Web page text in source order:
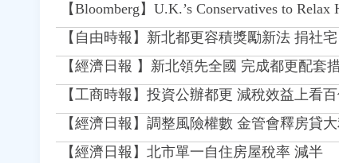
【Bloomberg】U.K.’s Conservatives to
【自由時報】新北都更容積獎勵新法 捐社
【經濟日報 】新北領先全國 完成都更配套
【工商時報】投資公辦都更 減稅效益上看
【經濟日報】調整風險權數 金管會釋房貸
【經濟日報】北市單一自住房屋稅率 減半